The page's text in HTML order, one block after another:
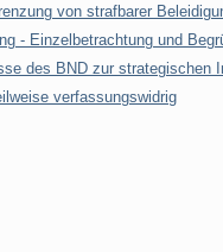
von strafbarer
- Einzelbetrachtung und
des BND zur strategischen
verfassungswidrig